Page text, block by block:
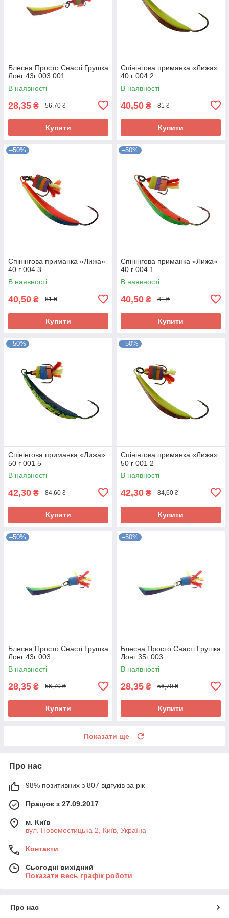
Блесна Просто Снасті Грушка
Лонг 43г 003 001
В наявності
28,35 ₴ 56,70 ₴
Купити
Спінінгова приманка «Лижа»
40 г 004 2
В наявності
40,50 ₴ 81 ₴
Купити
–50%
Спінінгова приманка «Лижа»
40 г 004 3
В наявності
40,50 ₴ 81 ₴
Купити
–50%
Спінінгова приманка «Лижа»
40 г 004 1
В наявності
40,50 ₴ 81 ₴
Купити
–50%
Спінінгова приманка «Лижа»
50 г 001 5
В наявності
42,30 ₴ 84,60 ₴
Купити
–50%
Спінінгова приманка «Лижа»
50 г 001 2
В наявності
42,30 ₴ 84,60 ₴
Купити
–50%
Блесна Просто Снасті Грушка
Лонг 43г 003
В наявності
28,35 ₴ 56,70 ₴
Купити
–50%
Блесна Просто Снасті Грушка
Лонг 35г 003
В наявності
28,35 ₴ 56,70 ₴
Купити
Показати ще
Про нас
98% позитивних з 807 відгуків за рік
Працює з 27.09.2017
м. Київ
вул. Новомостицька 2, Київ, Україна
Контакти
Сьогодні вихідний
Показати весь графік роботи
Про нас